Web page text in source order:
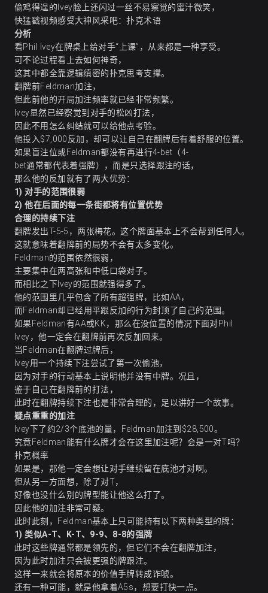
偷鸡得逞的Ivey脸上还闪过一丝不易察觉的蜜汁微笑，
快猛戳视频感受大神风采吧：扑克术语
分析
看Phil Ivey在牌桌上给对手“上课”，从来都是一种享受。
可不论过程看上去如何神奇，
这其中都全靠逻辑缜密的扑克思考支撑。
翻牌前Feldman加注，
但此前他的开局加注频率就已经非常频繁。
Ivey显然已经察觉到对手的松凶打法，
因此不用怎么纠结就可以给他点考验。
他投入$7,000反加，却可以让自己在翻牌后有着舒服的位置。
如果盲注位或Feldman都没有再进行4-bet（4-
bet通常都代表着强牌），而是只选择跟注的话，
那么他的反加就有了两大优势：
1) 对手的范围很弱
2)他在后面的每一条街都将有位置优势
合理的持续下注
翻牌发出T-5-5，两张梅花。这个牌面基本上不会帮到任何人。
这就意味着翻牌前的局势不会有太多变化。
Feldman的范围依然很弱，
主要集中在两高张和中低口袋对子。
而相比之下Ivey的范围就强得多了。
他的范围里几乎包含了所有超强牌，比如AA，
而Feldman却已经用平跟反加的行为封顶了自己的范围。
如果Feldman有AA或KK，那么在没位置的情况下面对Phil
Ivey，他一定会在翻牌前再次反加回来。
当Feldman在翻牌过牌后，
Ivey用一个持续下注尝试了第一次偷池，
因为对手的行动基本上说明他并没有中牌。况且，
鉴于自己在翻牌前的打法，
此时在翻牌持续下注也是非常合理的，足以讲好一个故事。
疑点重重的加注
Ivey下了约2/3个底池的量，Feldman加注到$28,500。
究竟Feldman能有什么牌才会在这里加注呢？会是一对T吗？
扑克概率
如果是，那他一定会想让对手继续留在底池才对啊。
但从另一方面想，除了对T，
好像也没什么别的牌型能让他这么打了。
因此他的加注非常可疑。
此时此刻，Feldman基本上只可能持有以下两种类型的牌：
1)类似A-T、 K-T、 9-9、 8-8的强牌
此时这些牌通常都是领先的，但它们不会在翻牌加注，
因为此时加注只会被更强的牌跟注。
这样一来就会将原本的价值手牌转成诈唬。
还有一种可能，就是他拿着A5s，想要打快一点。